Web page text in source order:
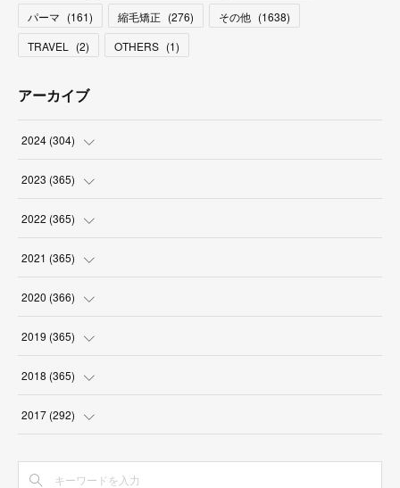
パーマ (161) 縮毛矯正 (276) その他 (1638)
TRAVEL
(2) OTHERS (1)
アーカイブ
2024 (304)
(3)
(31
(30
(31
(31)
2023 (365)
(31
(30
(31
(30
(31)
2022 (365)
(31
(30
(31
(30
(30)
2021 (365)
(31
(30
(31
(30
(31)
2020 (366)
(31
(30
(31
(31)
2019 (365)
(31
(30
2018 (365)
(31
2017 (292)